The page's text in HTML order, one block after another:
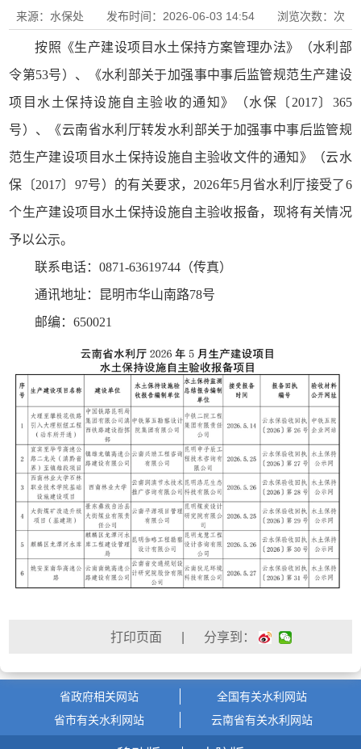
来源：水保处 发布时间：2026-06-03 14:54 浏览次数： 次
按照《生产建设项目水土保持方案管理办法》（水利部
令第53号）、《水利部关于加强事中事后监管规范生产建设
项目水土保持设施自主验收的通知》（水保〔2017〕365
号）、《云南省水利厅转发水利部关于加强事中事后监管规
范生产建设项目水土保持设施自主验收文件的通知》（云水
保〔2017〕97号）的有关要求，2026年5月省水利厅接受了6
个生产建设项目水土保持设施自主验收报备，现将有关情况
予以公示。
联系电话：0871-63619744（传真）
通讯地址：昆明市华山南路78号
邮编：650021
| 分享到：
省政府相关网站
全国有关水利网站
省市有关水利网站
云南省有关水利网站